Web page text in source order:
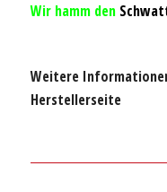
Wir hamm den
Weitere
Herstellerseite